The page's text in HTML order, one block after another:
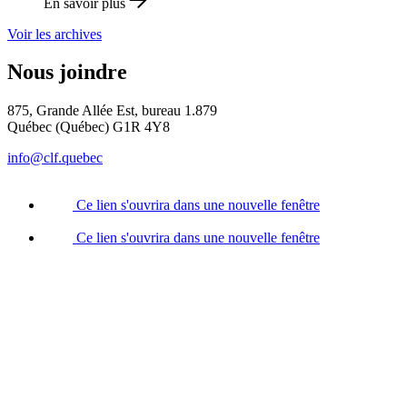
Voir les archives
Nous joindre
875, Grande Allée Est, bureau 1.879
Québec (Québec) G1R 4Y8
info@clf.quebec
Ce lien s'ouvrira dans une nouvelle fenêtre
Ce lien s'ouvrira dans une nouvelle fenêtre